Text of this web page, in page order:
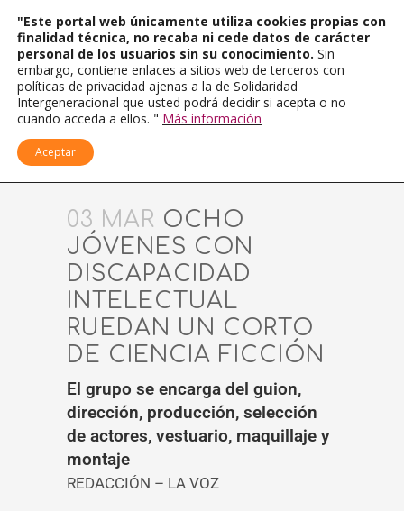
03 MAR OCHO
JÓVENES CON
DISCAPACIDAD
INTELECTUAL
RUEDAN UN CORTO
DE CIENCIA FICCIÓN
El grupo se encarga del guion,
dirección, producción, selección
de actores, vestuario, maquillaje y
montaje
REDACCIÓN – LA VOZ
"Este portal web únicamente utiliza cookies propias con
finalidad técnica, no recaba ni cede datos de carácter
personal de los usuarios sin su conocimiento. Sin
embargo, contiene enlaces a sitios web de terceros con
políticas de privacidad ajenas a la de Solidaridad
Intergeneracional que usted podrá decidir si acepta o no
cuando acceda a ellos. " Más información
Aceptar